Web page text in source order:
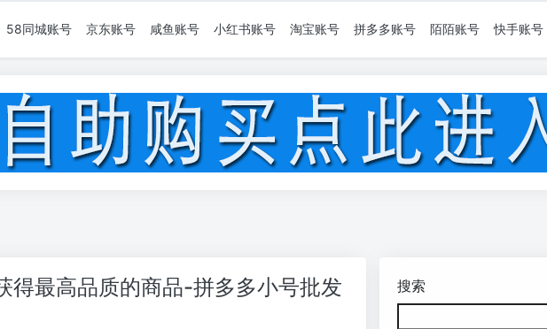
58同城账号 京东账号 咸鱼账号 小红书账号 淘宝账号 拼多多账号 陌陌账号 快手账号
得最高品质的商品-拼多多小号批发
搜索